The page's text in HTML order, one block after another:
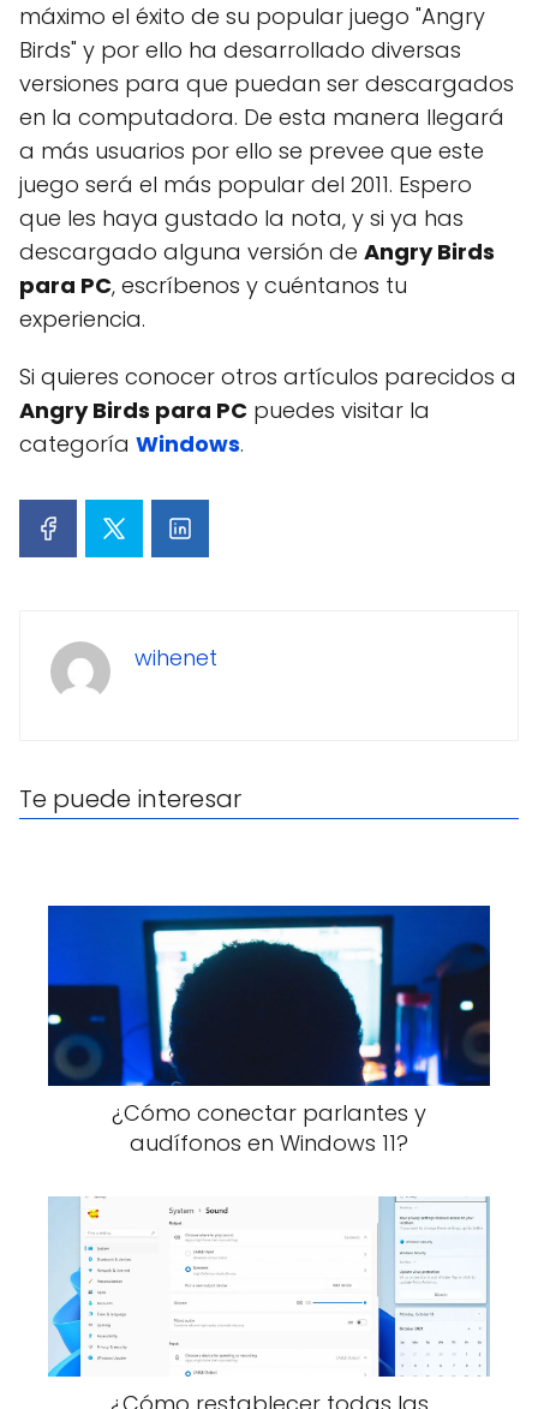
máximo el éxito de su popular juego "Angry
Birds" y por ello ha desarrollado diversas
versiones para que puedan ser descargados
en la computadora. De esta manera llegará
a más usuarios por ello se prevee que este
juego será el más popular del 2011. Espero
que les haya gustado la nota, y si ya has
descargado alguna versión de Angry Birds
para PC, escríbenos y cuéntanos tu
experiencia.
Si quieres conocer otros artículos parecidos a
Angry Birds para PC puedes visitar la
categoría Windows.
wihenet
Te puede interesar
¿Cómo conectar parlantes y
audífonos en Windows 11?